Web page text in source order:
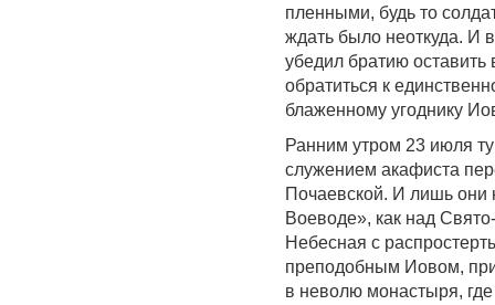
пленными, будь то
ждать было неоткуда. И
убедил братию
обратиться к
блаженному угоднику
Ранним утром 23 июля
служением акафиста
Почаевской. И лишь они
Воеводе», как над
Небесная с
преподобным Иовом,
в неволю монастыря,